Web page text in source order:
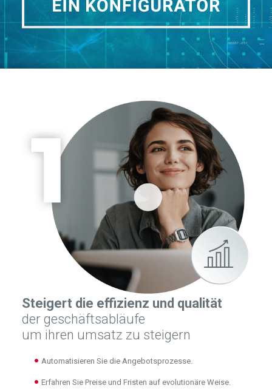
Steigert die effizienz und qualität
der geschäftsabläufe
um ihren umsatz zu steigern
Automatisieren Sie die Angebotsprozesse.
Erfahren Sie Preise und Fristen auf evolutionäre Weise.